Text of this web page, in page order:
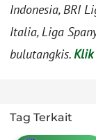
Indonesia, BRI
Italia, Liga
bulutangkis. Klik
Tag Terkait